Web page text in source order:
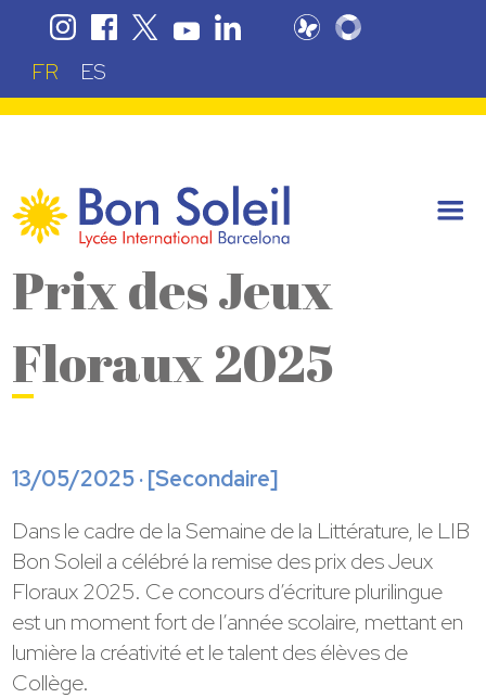
FR ES
Prix des Jeux
Floraux 2025
13/05/2025 · [Secondaire]
Dans le cadre de la Semaine de la Littérature, le LIB
Bon Soleil a célébré la remise des prix des Jeux
Floraux 2025. Ce concours d’écriture plurilingue
est un moment fort de l’année scolaire, mettant en
lumière la créativité et le talent des élèves de
Collège.